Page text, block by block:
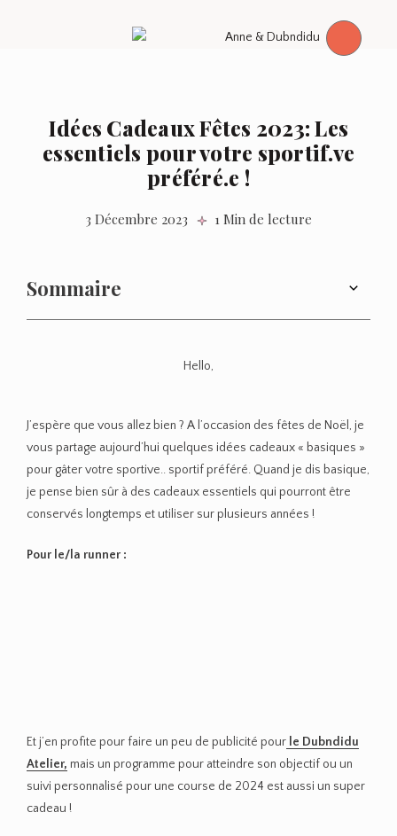
Idées Cadeaux Fêtes 2023: Les
essentiels pour votre sportif.ve
préféré.e !
3 Décembre 2023 1 Min de lecture
Sommaire
Hello,
J’espère que vous allez bien ? A l’occasion des fêtes de Noël, je
vous partage aujourd’hui quelques idées cadeaux « basiques »
pour gâter votre sportive.. sportif préféré. Quand je dis basique,
je pense bien sûr à des cadeaux essentiels qui pourront être
conservés longtemps et utiliser sur plusieurs années !
Pour le/la runner :
Et j’en profite pour faire un peu de publicité pour le Dubndidu
Atelier, mais un programme pour atteindre son objectif ou un
suivi personnalisé pour une course de 2024 est aussi un super
cadeau !